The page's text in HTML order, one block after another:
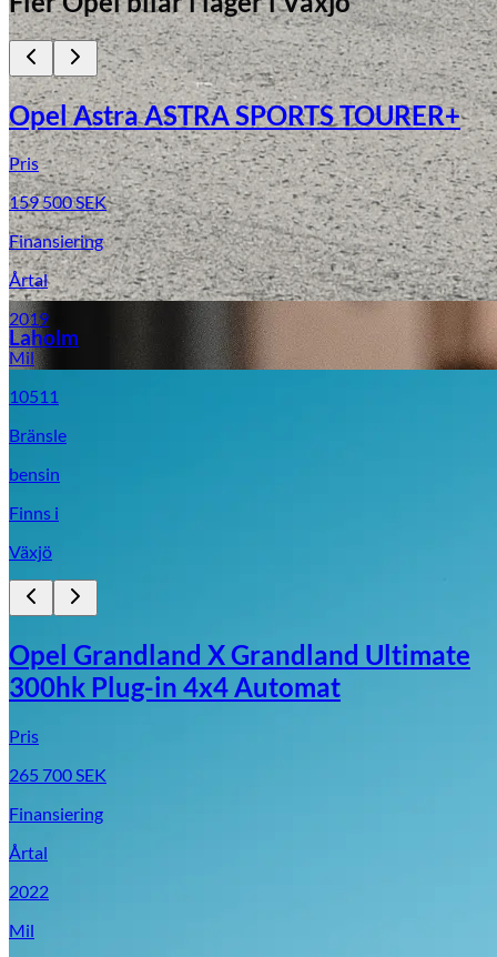
Laholm
Opel Astra ASTRA SPORTS TOURER+
Pris
159 500SEK
Finansiering
Årtal
2019
Mil
10511
Bränsle
bensin
Finns i
Växjö
Opel Grandland X Grandland Ultimate
300hk Plug-in 4x4 Automat
Pris
265 700SEK
Finansiering
Årtal
2022
Mil